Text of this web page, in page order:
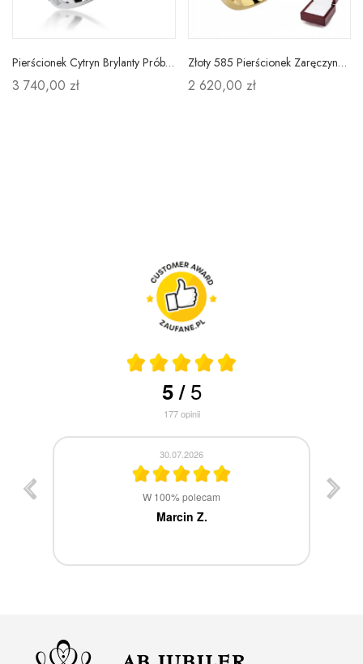
Pierścionek Cytryn Brylanty Próba 585 Białe Złoto
3 740,00 zł
Złoty 585 Pierścionek Zaręczynowy Brylanty 0,15ct
2 620,00 zł
5/5
177opinii
30.07.2026
W 100% polecam
Marcin Z.